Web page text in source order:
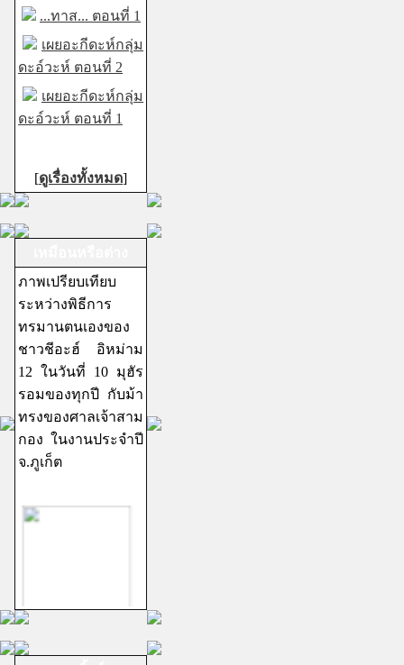
...ทาส... ตอนที่ 1
เผยอะกีดะห์กลุ่ม
ดะอ์วะห์ ตอนที่ 2
เผยอะกีดะห์กลุ่ม
ดะอ์วะห์ ตอนที่ 1
[ดูเรื่องทั้งหมด]
ภาพเปรียบเทียบ
ระหว่างพิธีการ
ทรมานตนเองของ
ชาวชีอะฮ์ อิหม่าม
12 ในวันที่ 10 มุฮัร
รอมของทุกปี กับม้า
ทรงของศาลเจ้าสาม
กอง ในงานประจำปี
จ.ภูเก็ต
ชีอะฮ์อิหม่ามสิบ